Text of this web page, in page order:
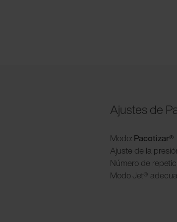
Ajustes de
Modo: Pacotizar®
Ajuste de la
Número de
ModoJet®